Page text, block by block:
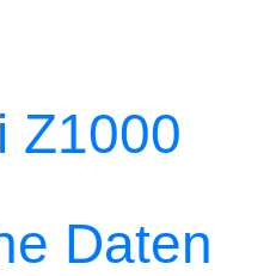
Z1000
Daten